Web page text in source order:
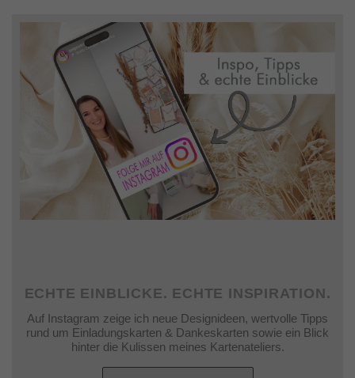
ECHTE EINBLICKE. ECHTE INSPIRATION.
Auf Instagram zeige ich neue Designideen, wertvolle Tipps
rund um Einladungskarten & Dankeskarten sowie ein Blick
hinter die Kulissen meines Kartenateliers.